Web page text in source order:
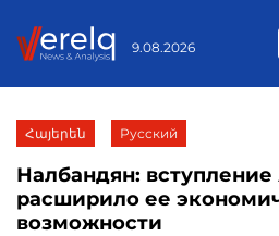
9.08.2026
Հայերեն Русский
Налбандян:
расширило ее
возможности